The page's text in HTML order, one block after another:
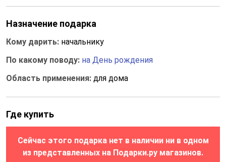
Назначение подарка
Кому дарить: начальнику
По какому поводу: на День рождения
Область применения: для дома
Где купить
Сейчас этого подарка нет в наличии ни в одном
из представленных на Подарки.ру магазинов.